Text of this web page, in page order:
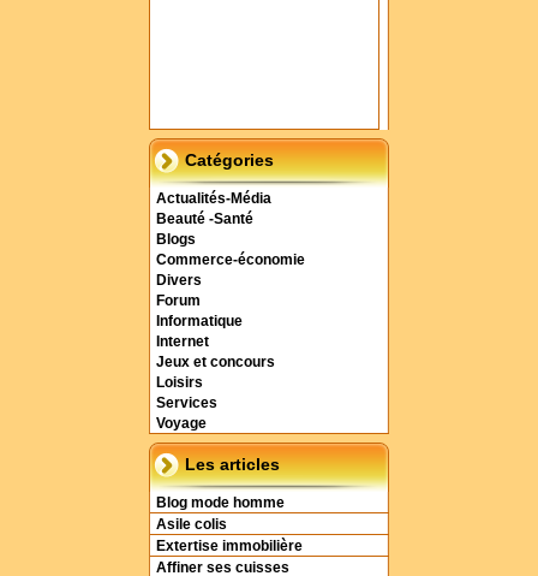
Catégories
Actualités-Média
Beauté -Santé
Blogs
Commerce-économie
Divers
Forum
Informatique
Internet
Jeux et concours
Loisirs
Services
Voyage
Les articles
Blog mode homme
Asile colis
Extertise immobilière
Affiner ses cuisses